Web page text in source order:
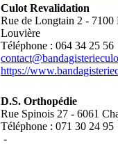
Culot Revalidation
Rue de Longtain 2 - 7100
Louvière
Téléphone : 064 34 25 56
https://
D.S. Orthopédie
Rue Spinois 27 - 6061
Téléphone : 071 30 24 95
-